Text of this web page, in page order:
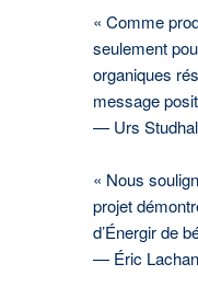
« Comme
seulement
organiques
message
— Urs
« Nous
projet
d’Énergir de
— Éric